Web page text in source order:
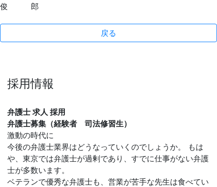
俊 郎
戻る
採用情報
弁護士 求人 採用
弁護士募集（経験者 司法修習生）
激動の時代に
今後の弁護士業界はどうなっていくのでしょうか。 もは
や、東京では弁護士が過剰であり、すでに仕事がない弁護
士が多数います。
ベテランで優秀な弁護士も、営業が苦手な先生は食べてい